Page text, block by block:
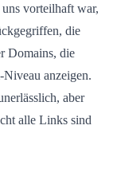
vorteilhaft war,
die
Domains, die
Niveau anzeigen.
aber
alle Links sind